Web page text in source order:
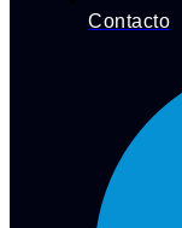
Contacto